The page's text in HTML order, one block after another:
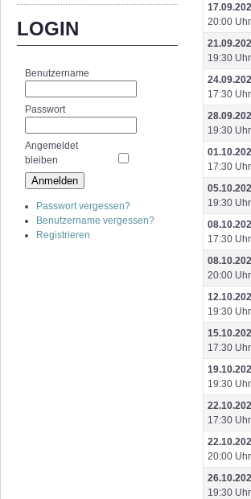
LOGIN
Benutzername
Passwort
Angemeldet
bleiben
Passwort vergessen?
Benutzername vergessen?
Registrieren
20:00 Uhr
19:30
17:30
19:30
17:30
19:30
17:30
20:00 Uhr
19:30
17:30
19:30
17:30
20:00 Uhr
19:30